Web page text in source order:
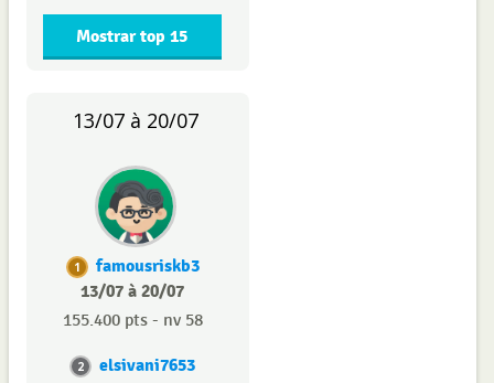
Mostrar top 15
13/07 à 20/07
1
famousriskb3
13/07 à 20/07
155.400 pts - nv 58
2 elsivani7653